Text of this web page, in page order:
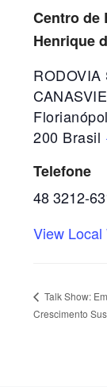
Centro de
Henrique
200 Brasil
Telefone
48 3212-
View Local
Talk Show:
Crescimento